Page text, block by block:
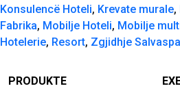
Konsulencë Hoteli, Krevate murale,
Fabrika, Mobilje Hoteli, Mobilje
Hotelerie, Resort, Zgjidhje
PRODUKTE